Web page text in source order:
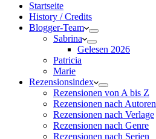
Startseite
History / Credits
Blogger-Team
Sabrina
Gelesen 2026
Patricia
Marie
Rezensionsindex
Rezensionen von A bis Z
Rezensionen nach Autoren
Rezensionen nach Verlage
Rezensionen nach Genre
Rezensionen nach Serien